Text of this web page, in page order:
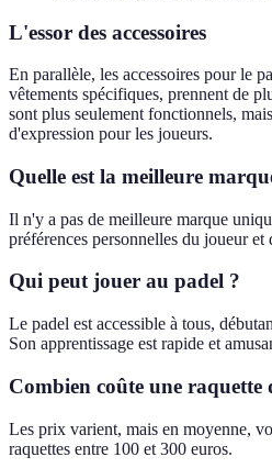
L'essor des accessoires
En parallèle, les accessoires pour le
vêtements spécifiques, prennent de
sont plus seulement fonctionnels,
d'expression pour les joueurs.
Quelle est la meilleure
Il n'y a pas de meilleure marque
préférences personnelles du joueur et
Qui peut jouer au padel ?
Le padel est accessible à tous,
Son apprentissage est rapide et
Combien coûte une raquette
Les prix varient, mais en moyenne,
raquettes entre 100 et 300 euros.